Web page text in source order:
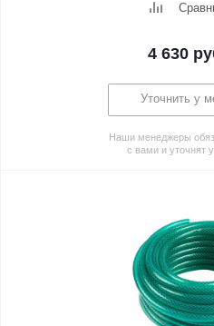
4 630
Уточнить у
Наши менеджеры
с вами и уточнят